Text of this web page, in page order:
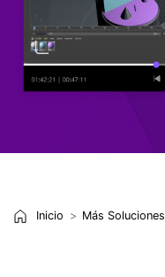
Inicio Más Soluciones